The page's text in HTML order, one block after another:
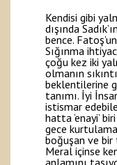
Kendisi gibi
dışında
bence.
Sığınma
çoğu kez iki
olmanın
beklentilerine
tanımı. İyi
istismar
hatta ‘enayi’
gece
boğuşan ve bir
Meral içinse
anlamını